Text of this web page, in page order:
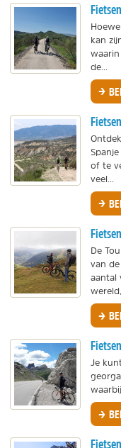
kan
waarin
de...
of te
veel...
De
van
aantal
Je